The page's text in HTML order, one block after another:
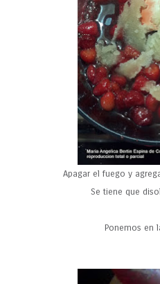
Apagar el fuego y
Se tiene que
Ponemos en